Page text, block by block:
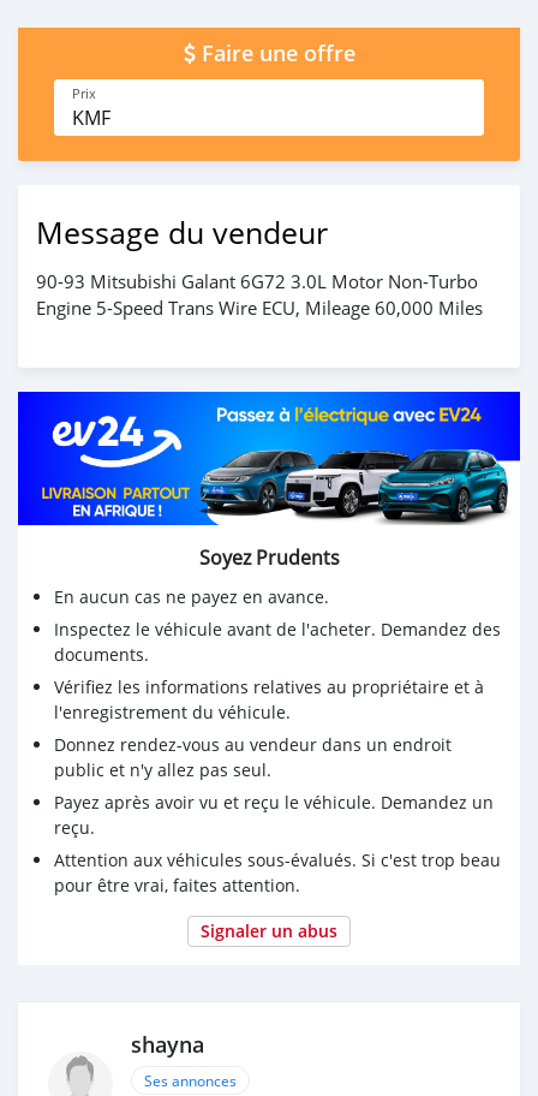
Faire une offre
Prix
KMF
Message du vendeur
90-93 Mitsubishi Galant 6G72 3.0L Motor Non-Turbo
Engine 5-Speed Trans Wire ECU, Mileage 60,000 Miles
Soyez Prudents
En aucun cas ne payez en avance.
Inspectez le véhicule avant de l'acheter. Demandez des
documents.
Vérifiez les informations relatives au propriétaire et à
l'enregistrement du véhicule.
Donnez rendez-vous au vendeur dans un endroit
public et n'y allez pas seul.
Payez après avoir vu et reçu le véhicule. Demandez un
reçu.
Attention aux véhicules sous-évalués. Si c'est trop beau
pour être vrai, faites attention.
Signaler un abus
shayna
Ses annonces